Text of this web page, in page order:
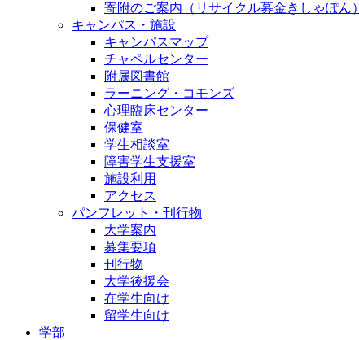
寄附のご案内（リサイクル募金きしゃぽん）
キャンパス・施設
キャンパスマップ
チャペルセンター
附属図書館
ラーニング・コモンズ
心理臨床センター
保健室
学生相談室
障害学生支援室
施設利用
アクセス
パンフレット・刊行物
大学案内
募集要項
刊行物
大学後援会
在学生向け
留学生向け
学部